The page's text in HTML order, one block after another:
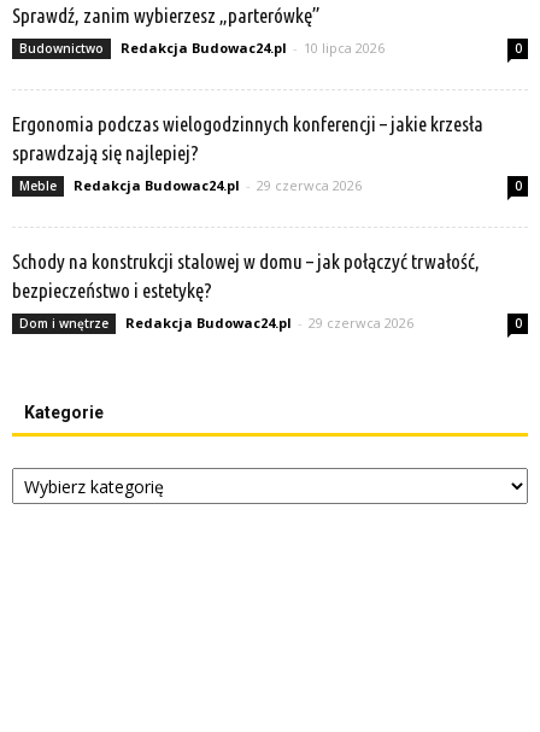
Sprawdź, zanim wybierzesz „parterówkę”
Budownictwo Redakcja Budowac24.pl - 10 lipca 2026 0
Ergonomia podczas wielogodzinnych konferencji – jakie krzesła
sprawdzają się najlepiej?
Meble Redakcja Budowac24.pl - 29 czerwca 2026 0
Schody na konstrukcji stalowej w domu – jak połączyć trwałość,
bezpieczeństwo i estetykę?
Dom i wnętrze Redakcja Budowac24.pl - 29 czerwca 2026 0
Kategorie
Kategorie